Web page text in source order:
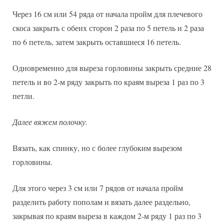
Через 16 см или 54 ряда от начала пройм для плечевого
скоса закрыть с обеих сторон 2 раза по 5 петель и 2 раза
по 6 петель, затем закрыть оставшиеся 16 петель.
Одновременно для выреза горловины закрыть средние 28
петель и во 2-м ряду закрыть по краям выреза 1 раз по 3
петли.
Далее вяжем полочку.
Вязать, как спинку, но с более глубоким вырезом
горловины.
Для этого через 3 см или 7 рядов от начала пройм
разделить работу пополам и вязать далее раздельно,
закрывая по краям выреза в каждом 2-м ряду 1 раз по 3